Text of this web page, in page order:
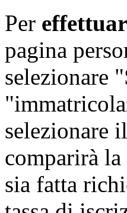
Per
pagina
selezionare
selezionare
comparirà la
sia fatta